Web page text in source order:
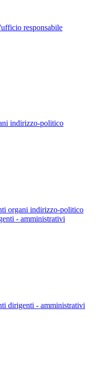
responsabile
indirizzo-politico
organi indirizzo-politico
- amministrativi
dirigenti - amministrativi